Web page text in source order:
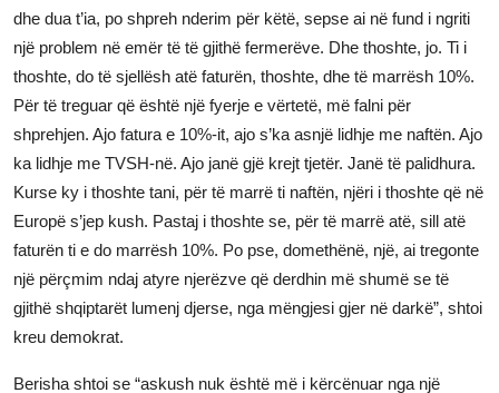
dhe dua t’ia, po shpreh nderim për këtë, sepse ai në fund i ngriti
një problem në emër të të gjithë fermerëve. Dhe thoshte, jo. Ti i
thoshte, do të sjellësh atë faturën, thoshte, dhe të marrësh 10%.
Për të treguar që është një fyerje e vërtetë, më falni për
shprehjen. Ajo fatura e 10%-it, ajo s’ka asnjë lidhje me naftën. Ajo
ka lidhje me TVSH-në. Ajo janë gjë krejt tjetër. Janë të palidhura.
Kurse ky i thoshte tani, për të marrë ti naftën, njëri i thoshte që në
Europë s’jep kush. Pastaj i thoshte se, për të marrë atë, sill atë
faturën ti e do marrësh 10%. Po pse, domethënë, një, ai tregonte
një përçmim ndaj atyre njerëzve që derdhin më shumë se të
gjithë shqiptarët lumenj djerse, nga mëngjesi gjer në darkë”, shtoi
kreu demokrat.
Berisha shtoi se “askush nuk është më i kërcënuar nga një